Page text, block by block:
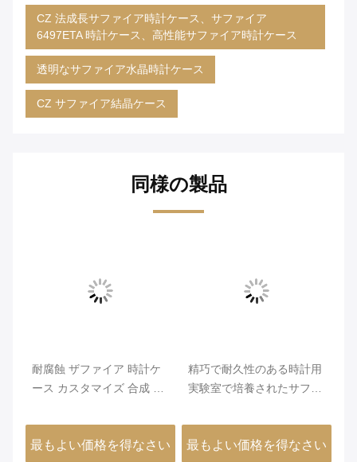
CZ 法成長サファイア時計ケース、サファイア
6497ETA 時計ケース、高性能サファイア時計ケース
透明なサファイア水晶時計ケース
CZ サファイア結晶ケース
同様の製品
耐腐蝕 ザファイア 時計ケ
ース カスタマイズ 合成 色
最もよい価格を得なさい
精巧で耐久性のある時計用
実験室で培養されたサファ
最もよい価格を得なさい